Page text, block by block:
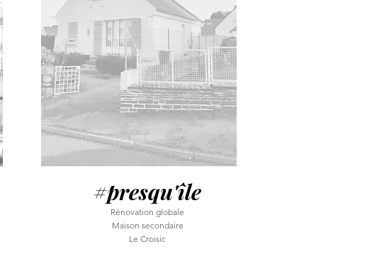
#presqu'île
Rénovation globale
Maison secondaire
Le Croisic